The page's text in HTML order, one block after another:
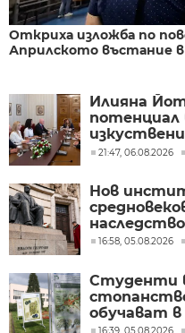
Откриха изложба по
Априлското въстание
Илияна
потенциал
забелязва
21:47, 06.08.2026
Нов
16:58, 05.08.2026
Студенти в
обучават в
16:39, 05.08.2026